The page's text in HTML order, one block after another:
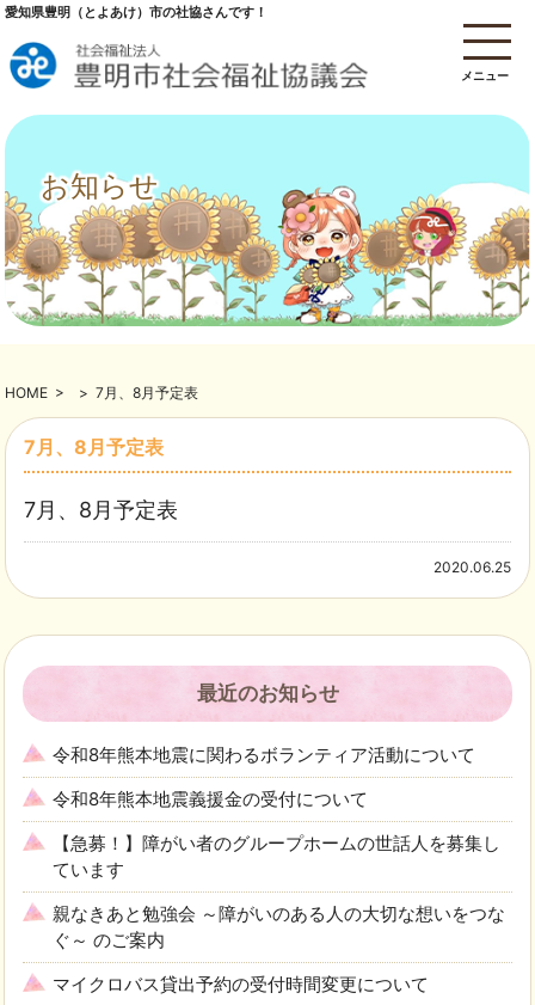
メニュー
愛知県豊明（とよあけ）市の社協さんです！
お知らせ
HOME > > 7月、8月予定表
7月、8月予定表
7月、8月予定表
2020.06.25
最近のお知らせ
令和8年熊本地震に関わるボランティア活動について
令和8年熊本地震義援金の受付について
【急募！】障がい者のグループホームの世話人を募集し
ています
親なきあと勉強会 ～障がいのある人の大切な想いをつな
ぐ～ のご案内
マイクロバス貸出予約の受付時間変更について